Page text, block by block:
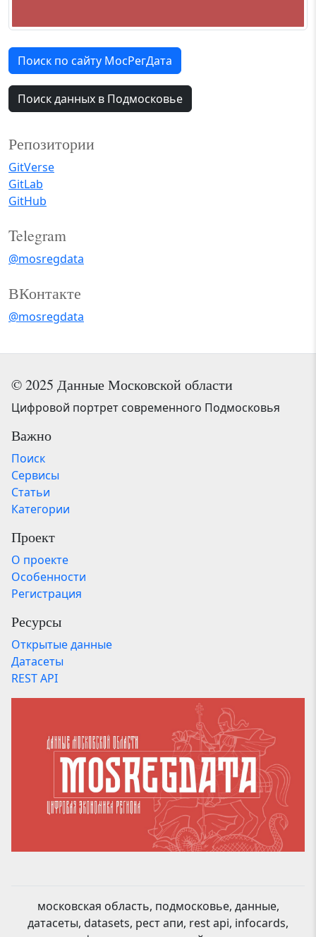
Поиск по сайту МосРегДата
Поиск данных в Подмосковье
Репозитории
GitVerse
GitLab
GitHub
Telegram
@mosregdata
ВКонтакте
@mosregdata
© 2025 Данные Московской области
Цифровой портрет современного Подмосковья
Важно
Поиск
Сервисы
Статьи
Категории
Проект
О проекте
Особенности
Регистрация
Ресурсы
Открытые данные
Датасеты
REST API
московская область, подмосковье, данные,
датасеты, datasets, рест апи, rest api, infocards,